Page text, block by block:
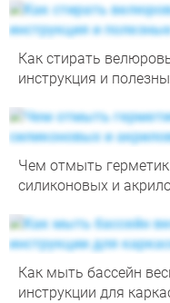
Как стирать
инструкция и
Чем отмыть
силиконовых и
Как мыть бассейн
инструкции для